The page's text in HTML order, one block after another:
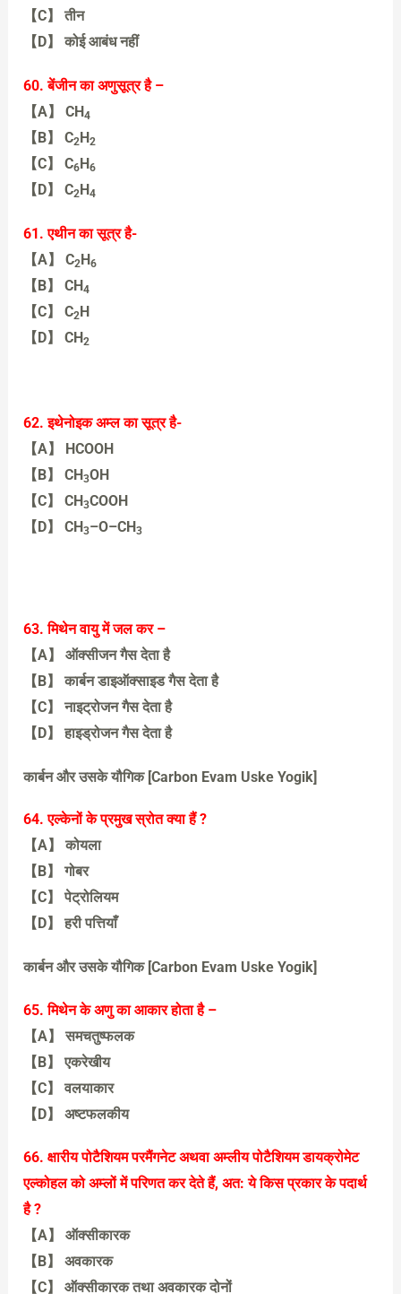
【C】 तीन
【D】 कोई आबंध नहीं
【B】 दो
60. बेंजीन का अणुसूत्र है –
【A】 CH4
【B】 C2H2
【C】 C6H6
【D】 C2H4
【C】 C6H6
61. एथीन का सूत्र है-
【A】 C2H6
【B】 CH4
【C】 C2H
【D】 CH2
62. इथेनोइक अम्ल का सूत्र है-
【A】 HCOOH
【B】 CH3OH
【C】 CH3COOH
【D】 CH3–O–CH3
63. मिथेन वायु में जल कर –
【A】 ऑक्सीजन गैस देता है
【B】 कार्बन डाइऑक्साइड गैस देता है
【C】 नाइट्रोजन गैस देता है
【D】 हाइड्रोजन गैस देता है
【B】 कार्बन डाइऑक्साइड गैस देता है
कार्बन और उसके यौगिक [Carbon Evam Uske Yogik]
64. एल्केनों के प्रमुख स्रोत क्या हैं ?
【A】 कोयला
【B】 गोबर
【C】 पेट्रोलियम
【D】 हरी पत्तियाँ
【C】 पेट्रोलियम
कार्बन और उसके यौगिक [Carbon Evam Uske Yogik]
65. मिथेन के अणु का आकार होता है –
【A】 समचतुष्फलक
【B】 एकरेखीय
【C】 वलयाकार
【D】 अष्टफलकीय
【A】 समचतुष्फलक
66. क्षारीय पोटैशियम परमैंगनेट अथवा अम्लीय पोटैशियम डायक्रोमेट
एल्कोहल को अम्लों में परिणत कर देते हैं, अत: ये किस प्रकार के पदार्थ
है ?
【A】 ऑक्सीकारक
【B】 अवकारक
【C】 ऑक्सीकारक तथा अवकारक दोनों